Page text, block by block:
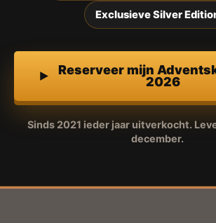
Exclusieve Silver
Reserveer mijn
2026
Sinds 2021 ieder jaar uitverkocht.
december.